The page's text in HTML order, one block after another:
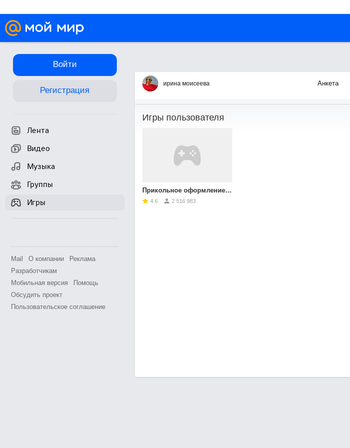
Войти
Регистрация
Лента
Видео
Музыка
Группы
Игры
Mail О компании
Реклама
Разработчикам
Мобильная версия
Помощь
Обсудить проект
Пользовательское соглашение
ирина моисеева Анкета
Игры
Игры пользователя
Прикольное оформление ваших фотографий
4.6 2 516 983